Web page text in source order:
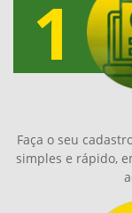
Faça o seu
simples e rápido,